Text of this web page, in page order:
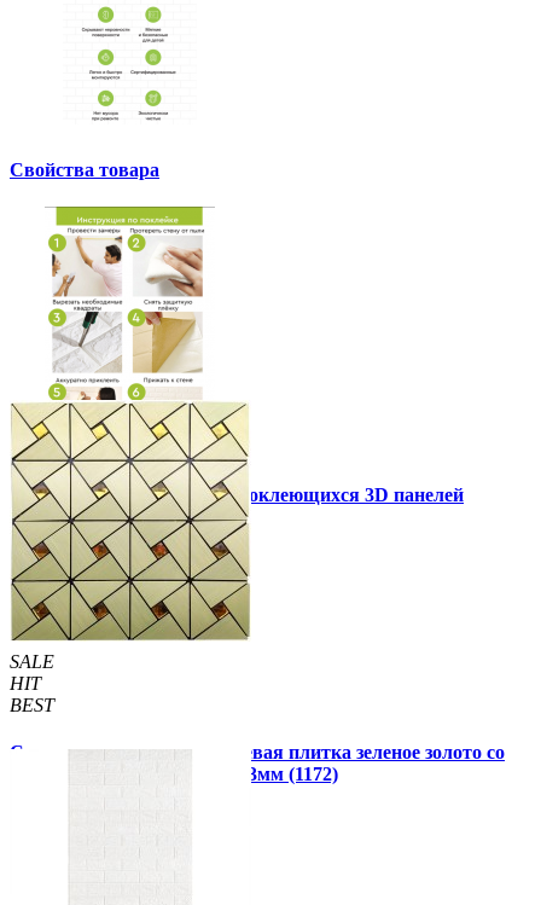
Свойства товара
Инструкция установки самоклеющихся 3D панелей
Другие так же купили
SALE
HIT
BEST
Самоклеющаяся алюминиевая плитка зеленое золото со
стразами мозаика 300х300х3мм (1172)